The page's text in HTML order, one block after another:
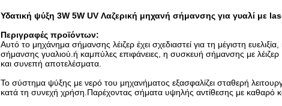
Υδατική ψύξη 3W 5W UV Λαζερική μηχανή σήμανσης για γυαλί με
Περιγραφές προϊόντων:
Αυτό το μηχάνημα σήμανσης λέιζερ έχει σχεδιαστεί για τη μέγιστη
σήμανσης γυαλιού.ή καμπύλες επιφάνειες, η συσκευή σήμανσης με
και συνεπή αποτελέσματα.
Το σύστημα ψύξης με νερό του μηχανήματος εξασφαλίζει σταθερή
κατά τη συνεχή χρήση.Παρέχοντας σήματα υψηλής αντίθεσης με καθαρό